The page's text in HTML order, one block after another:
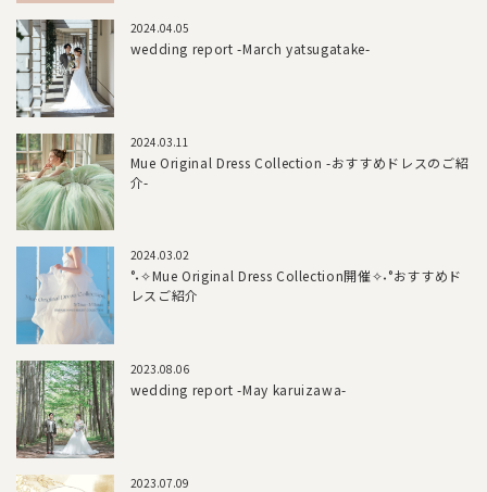
2024.04.05
wedding report -March yatsugatake-
2024.03.11
Mue Original Dress Collection -おすすめドレスのご紹
介-
2024.03.02
°˖✧Mue Original Dress Collection開催✧˖°おすすめド
レスご紹介
2023.08.06
wedding report -May karuizawa-
2023.07.09